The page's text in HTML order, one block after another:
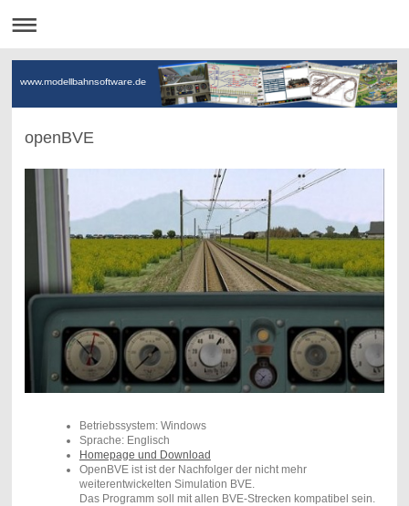
www.modellbahnsoftware.de
openBVE
Betriebssystem: Windows
Sprache: Englisch
Homepage und Download
OpenBVE ist ist der Nachfolger der nicht mehr
weiterentwickelten Simulation BVE.
Das Programm soll mit allen BVE-Strecken kompatibel sein.